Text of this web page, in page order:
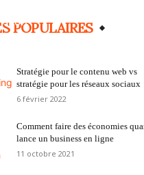
POPULAIRES
sport
Stratégie pour le contenu web vs
stratégie pour les réseaux sociaux
6 février 2022
Comment faire des économies
lance un business en ligne
11 octobre 2021